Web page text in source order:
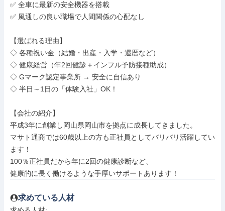
✅ 全車に最新の安全機器を搭載
✅ 風通しの良い職場で人間関係の心配なし
【選ばれる理由】
◇ 各種祝い金（結婚・出産・入学・還暦など）
◇ 健康経営（年2回健診＋インフル予防接種助成）
◇ Gマーク認定事業所 → 安全に自信あり
◇ 半日～1日の「体験入社」OK！
【会社の紹介】
平成3年に創業し岡山県岡山市を拠点に成長してきました。
マサト通商では60歳以上の方も正社員としてバリバリ活躍してい
ます！
100％正社員だから年に2回の健康診断など、
健康的に長く働けるような手厚いサポートあります！
求めている人材